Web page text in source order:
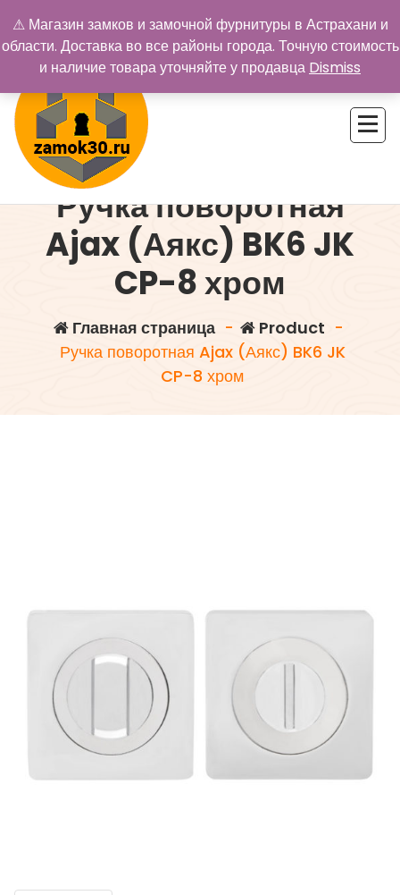
содержимому
Ручка поворотная
Ajax (Аякс) BK6 JK
CP-8 хром
Главная страница - Product -
Ручка поворотная Ajax (Аякс) BK6 JK
CP-8 хром
⚠ Магазин замков и замочной фурнитуры в Астрахани и
области. Доставка во все районы города. Точную стоимость
и наличие товара уточняйте у продавца Dismiss